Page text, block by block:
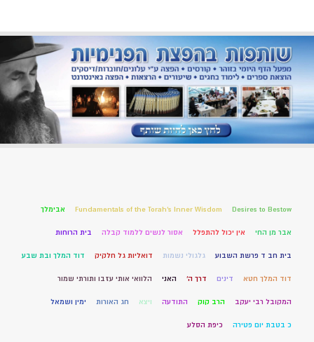
Desires to Bestow
Fundamentals of the Torah’s Inner Wisdom אבימלך
אבר מן החי אין יכול להתפלל אסור לנשים ללמוד קבלה בית הרוחות
בית חב ד פרשת השבוע גלגולי נשמות דואליות גל חלקיק דוד המלך ובת שבע
דוד המלך חטא דינים דרך ה' האני הלוואי אותי עזבו ותורתי שמור
המקובל רבי יעקב הרב קוק התודעה ויצא חג האורות ימין ושמאל
כ בטבת יום פטירה כיפת הסלע